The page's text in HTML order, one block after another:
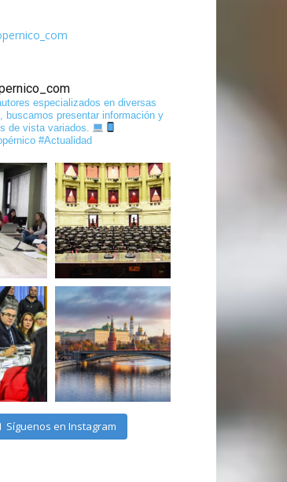
especializados en diversas
buscamos presentar información y
de vista variados.
#Actualidad
Síguenos en Instagram